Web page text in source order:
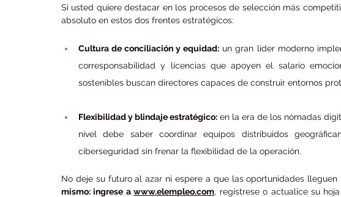
Si usted quiere destacar en los procesos de selección más
absoluto en estos dos frentes estratégicos:
Cultura de conciliación y equidad: un gran líder moderno
corresponsabilidad y licencias que apoyen el salario
sostenibles buscan directores capaces de construir entornos
Flexibilidad y blindaje estratégico: en la era de los nómadas
nivel debe saber coordinar equipos distribuidos
ciberseguridad sin frenar la flexibilidad de la operación.
No deje su futuro al azar ni espere a que las oportunidades lleguen
mismo: ingrese a www.elempleo.com, regístrese o actualice su